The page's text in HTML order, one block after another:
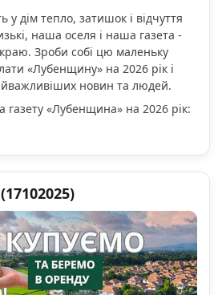
у дім тепло, затишок і відчуття
наша оселя і наша газета -
Зроби собі цю маленьку
«Лубенщину» на 2026 рік і
новин та людей.
газету «Лубенщина» на 2026 рік: